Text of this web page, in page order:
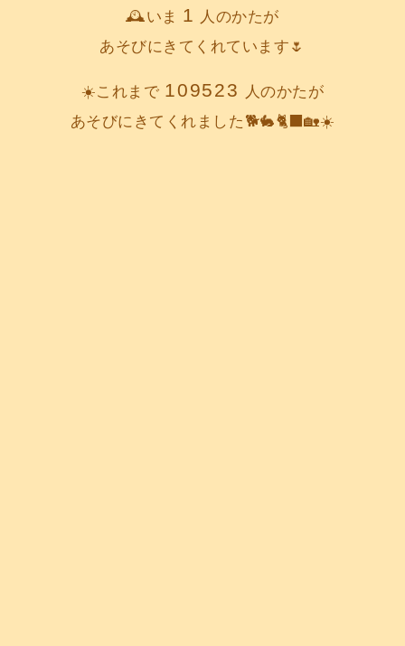
🕰️いま 1
人のかたが
あそびにきてくれています🌷
☀️これまで 109523
人のかたが
あそびにきてくれました🐕️🐇🐈‍⬛🏡☀️